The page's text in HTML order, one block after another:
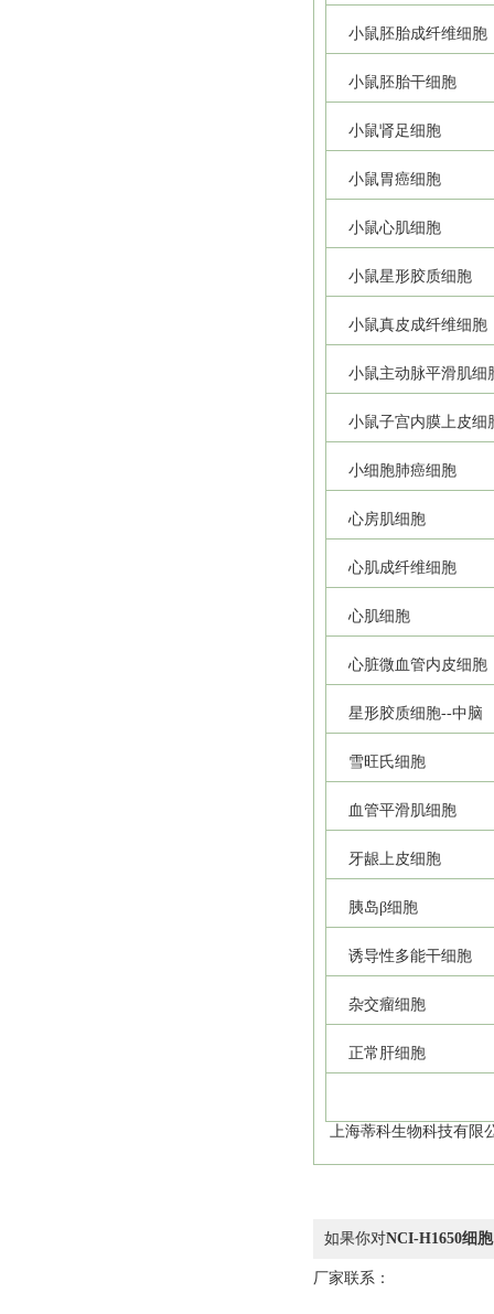
小鼠胚胎成纤维细胞
小鼠胚胎干细胞
小鼠肾足细胞
小鼠胃癌细胞
小鼠心肌细胞
小鼠星形胶质细胞
小鼠真皮成纤维细胞
小鼠主动脉平滑肌细
小鼠子宫内膜上皮细
小细胞肺癌细胞
心房肌细胞
心肌成纤维细胞
心肌细胞
心脏微血管内皮细胞
星形胶质细胞--中脑
雪旺氏细胞
血管平滑肌细胞
牙龈上皮细胞
胰岛β细胞
诱导性多能干细胞
杂交瘤细胞
正常肝细胞
上海蒂科生物科技有限
如果你对NCI-H1650细
厂家联系：